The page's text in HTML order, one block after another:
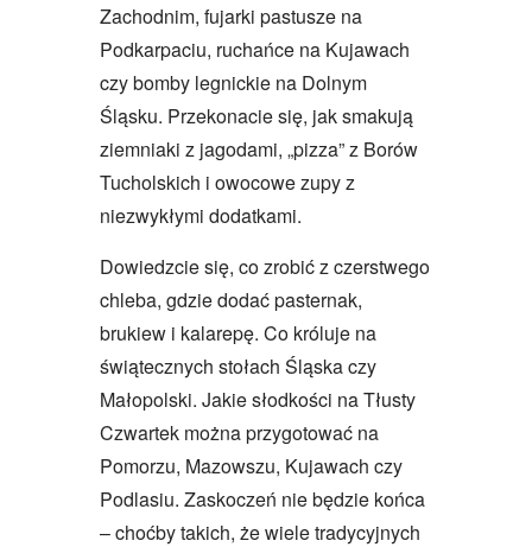
Zachodnim, fujarki pastusze na
Podkarpaciu, ruchańce na Kujawach
czy bomby legnickie na Dolnym
Śląsku. Przekonacie się, jak smakują
ziemniaki z jagodami, „pizza” z Borów
Tucholskich i owocowe zupy z
niezwykłymi dodatkami.
Dowiedzcie się, co zrobić z czerstwego
chleba, gdzie dodać pasternak,
brukiew i kalarepę. Co króluje na
świątecznych stołach Śląska czy
Małopolski. Jakie słodkości na Tłusty
Czwartek można przygotować na
Pomorzu, Mazowszu, Kujawach czy
Podlasiu. Zaskoczeń nie będzie końca
– choćby takich, że wiele tradycyjnych